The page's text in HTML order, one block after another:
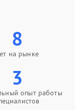
8
на рынке
3
опыт работы